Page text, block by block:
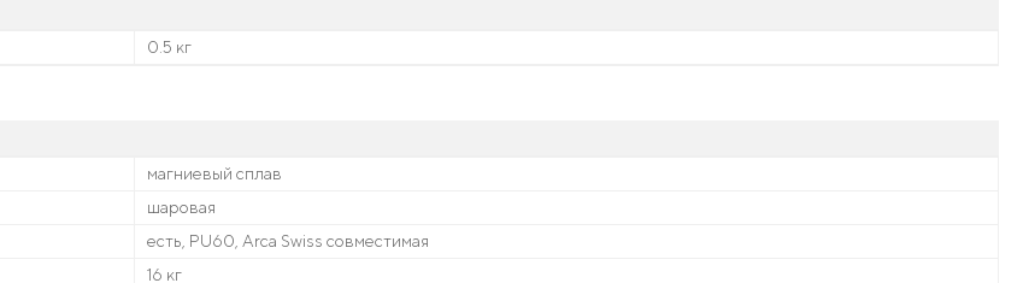
0.5 кг
магниевый сплав
шаровая
есть, PU60, Arca Swiss совместимая
16 кг